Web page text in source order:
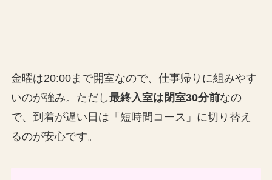
金曜は20:00まで開室なので、仕事帰りに組みやす
いのが強み。ただし最終入室は閉室30分前なの
で、到着が遅い日は「短時間コース」に切り替え
るのが安心です。